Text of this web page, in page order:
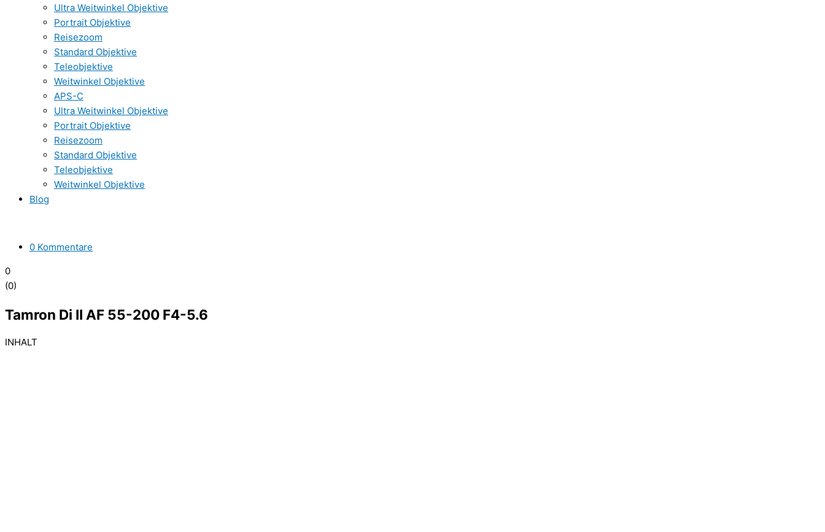
Ultra Weitwinkel Objektive
Portrait Objektive
Reisezoom
Standard Objektive
Teleobjektive
Weitwinkel Objektive
APS-C
Ultra Weitwinkel Objektive
Portrait Objektive
Reisezoom
Standard Objektive
Teleobjektive
Weitwinkel Objektive
Blog
0 Kommentare
0
(0)
Tamron Di II AF 55-200 F4-5.6
INHALT